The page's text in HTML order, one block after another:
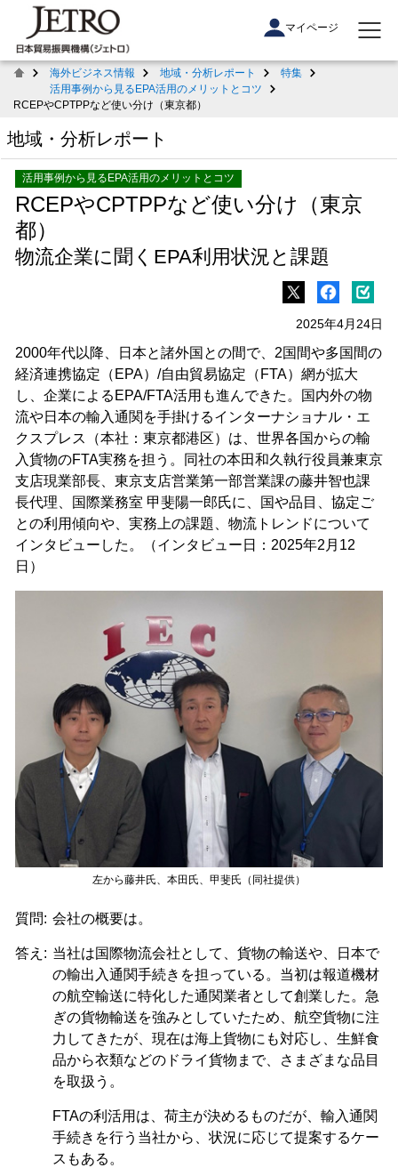
マイページ
海外ビジネス情報 地域・分析レポート
特集
活用事例から見るEPA活用のメリットとコツ
RCEPやCPTPPなど使い分け（東京都）
地域・分析レポート
活用事例から見るEPA活用のメリットとコツ
RCEPやCPTPPなど使い分け（東京
都）
物流企業に聞くEPA利用状況と課題
2025年4月24日
2000年代以降、日本と諸外国との間で、2国間や多国間の
経済連携協定（EPA）/自由貿易協定（FTA）網が拡大
し、企業によるEPA/FTA活用も進んできた。国内外の物
流や日本の輸入通関を手掛けるインターナショナル・エ
クスプレス（本社：東京都港区）は、世界各国からの輸
入貨物のFTA実務を担う。同社の本田和久執行役員兼東京
支店現業部長、東京支店営業第一部営業課の藤井智也課
長代理、国際業務室 甲斐陽一郎氏に、国や品目、協定ご
との利用傾向や、実務上の課題、物流トレンドについて
インタビューした。（インタビュー日：2025年2月12
日）
左から藤井氏、本田氏、甲斐氏（同社提供）
質問: 会社の概要は。
答え: 当社は国際物流会社として、貨物の輸送や、日本で
の輸出入通関手続きを担っている。当初は報道機材
の航空輸送に特化した通関業者として創業した。急
ぎの貨物輸送を強みとしていたため、航空貨物に注
力してきたが、現在は海上貨物にも対応し、生鮮食
品から衣類などのドライ貨物まで、さまざまな品目
を取扱う。
FTAの利活用は、荷主が決めるものだが、輸入通関
手続きを行う当社から、状況に応じて提案するケー
スもある。